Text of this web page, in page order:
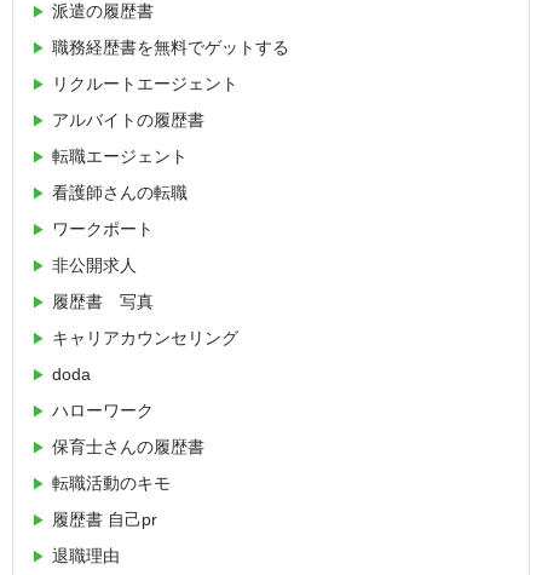
派遣の履歴書
職務経歴書を無料でゲットする
リクルートエージェント
アルバイトの履歴書
転職エージェント
看護師さんの転職
ワークポート
非公開求人
履歴書 写真
キャリアカウンセリング
doda
ハローワーク
保育士さんの履歴書
転職活動のキモ
履歴書 自己pr
退職理由